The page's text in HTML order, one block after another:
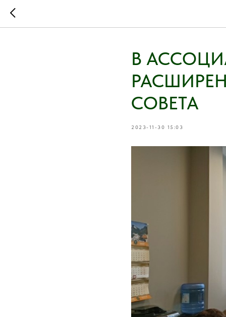
В
СОВЕТА
2023-11-30 15:03